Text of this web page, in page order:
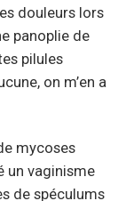
douleurs lors
panoplie de
pilules
on m’en a
mycoses
un vaginisme
de spéculums